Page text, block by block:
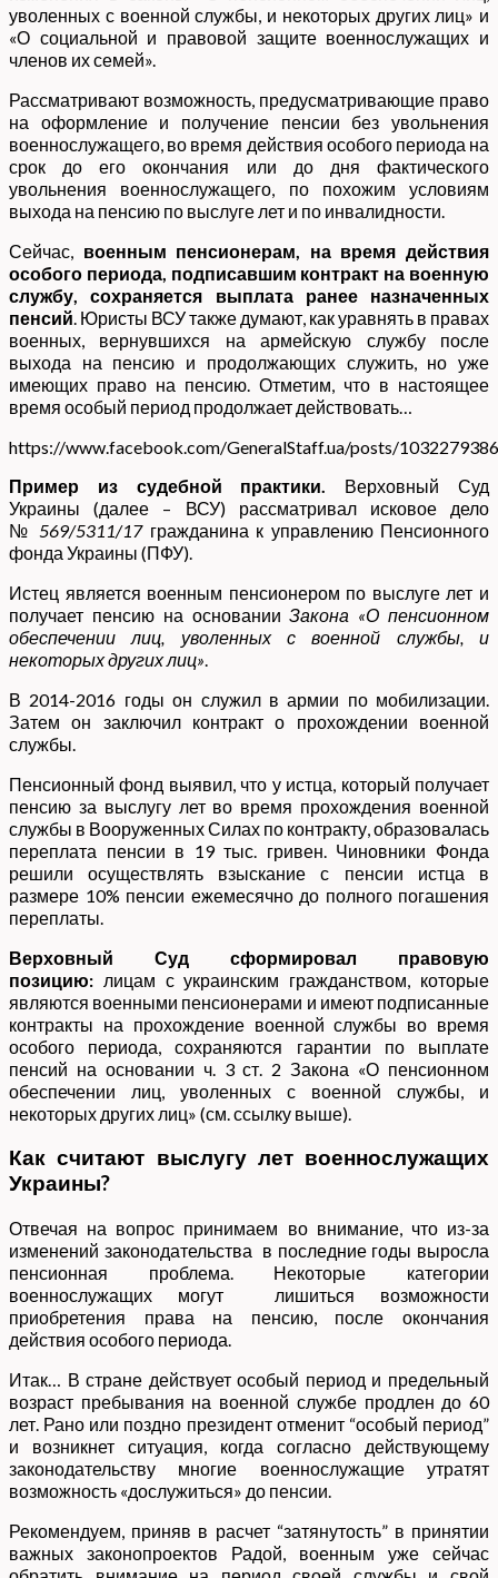
уволенных с военной службы, и некоторых других лиц» и
«О социальной и правовой защите военнослужащих и
членов их семей».
Рассматривают возможность, предусматривающие право
на оформление и получение пенсии без увольнения
военнослужащего, во время действия особого периода на
срок до его окончания или до дня фактического
увольнения военнослужащего, по похожим условиям
выхода на пенсию по выслуге лет и по инвалидности.
Сейчас, военным пенсионерам, на время действия
особого периода, подписавшим контракт на военную
службу, сохраняется выплата ранее назначенных
пенсий . Юристы ВСУ также думают, как уравнять в правах
военных, вернувшихся на армейскую службу после
выхода на пенсию и продолжающих служить, но уже
имеющих право на пенсию. Отметим, что в настоящее
время особый период продолжает действовать…
https://www.facebook.com/GeneralStaff.ua/posts/
Пример из судебной практики.
Верховный Суд
Украины (далее – ВСУ) рассматривал исковое дело
№
569/5311/17гражданина к управлению Пенсионного
фонда Украины (ПФУ).
Истец является военным пенсионером по выслуге лет и
получает пенсию на основанииЗакона «О пенсионном
обеспечении лиц, уволенных с военной службы, и
некоторых других лиц»
В 2014-2016 годы он служил в армии по мобилизации.
Затем он заключил контракт о прохождении военной
службы.
Пенсионный фонд выявил, что у истца, который получает
пенсию за выслугу лет во время прохождения военной
службы в Вооруженных Силах по контракту, образовалась
переплата пенсии в 19 тыс. гривен. Чиновники Фонда
решили осуществлять взыскание с пенсии истца в
размере 10% пенсии ежемесячно до полного погашения
переплаты.
Верховный Суд сформировал правовую
позицию: лицам с украинским гражданством, которые
являются военными пенсионерами и имеют подписанные
контракты на прохождение военной службы во время
особого периода, сохраняются гарантии по выплате
пенсий на основании ч. 3 ст. 2 Закона «О пенсионном
обеспечении лиц, уволенных с военной службы, и
некоторых других лиц» (см. ссылку выше).
Как считают выслугу лет военнослужащих
Украины?
Отвечая на вопрос принимаем во внимание, что из-за
изменений законодательства в последние годы выросла
пенсионная проблема. Некоторые категории
военнослужащих могут лишиться возможности
приобретения права на пенсию, после окончания
действия особого периода.
Итак… В стране действует особый период и предельный
возраст пребывания на военной службе продлен до 60
лет. Рано или поздно президент отменит “особый период”
и возникнет ситуация, когда согласно действующему
законодательству многие военнослужащие утратят
возможность «дослужиться» до пенсии.
Рекомендуем, приняв в расчет “затянутость” в принятии
важных законопроектов Радой, военным уже сейчас